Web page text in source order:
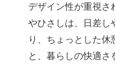
デザイン性が重視さ
やひさしは、日差し
り、ちょっとした休
と、暮らしの快適さ